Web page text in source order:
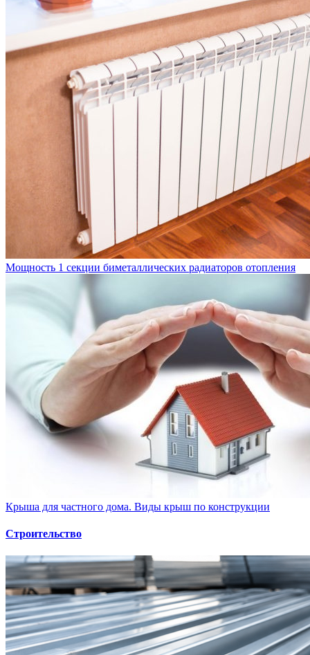
Мощность 1 секции биметаллических радиаторов отопления
Крыша для частного дома. Виды крыш по конструкции
Строительство